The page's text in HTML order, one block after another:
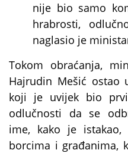
nije bio samo
hrabrosti,
naglasio je
Tokom obraćanja,
Hajrudin Mešić ostao
koji je uvijek bio
odlučnosti da se
ime, kako je
borcima i građanima,